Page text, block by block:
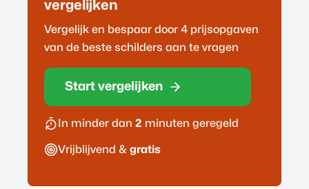
vergelijken
Vergelijk en bespaar door 4 prijsopgaven
van de beste schilders aan te vragen
Start vergelijken
In minder dan 2 minuten geregeld
Vrijblijvend & gratis